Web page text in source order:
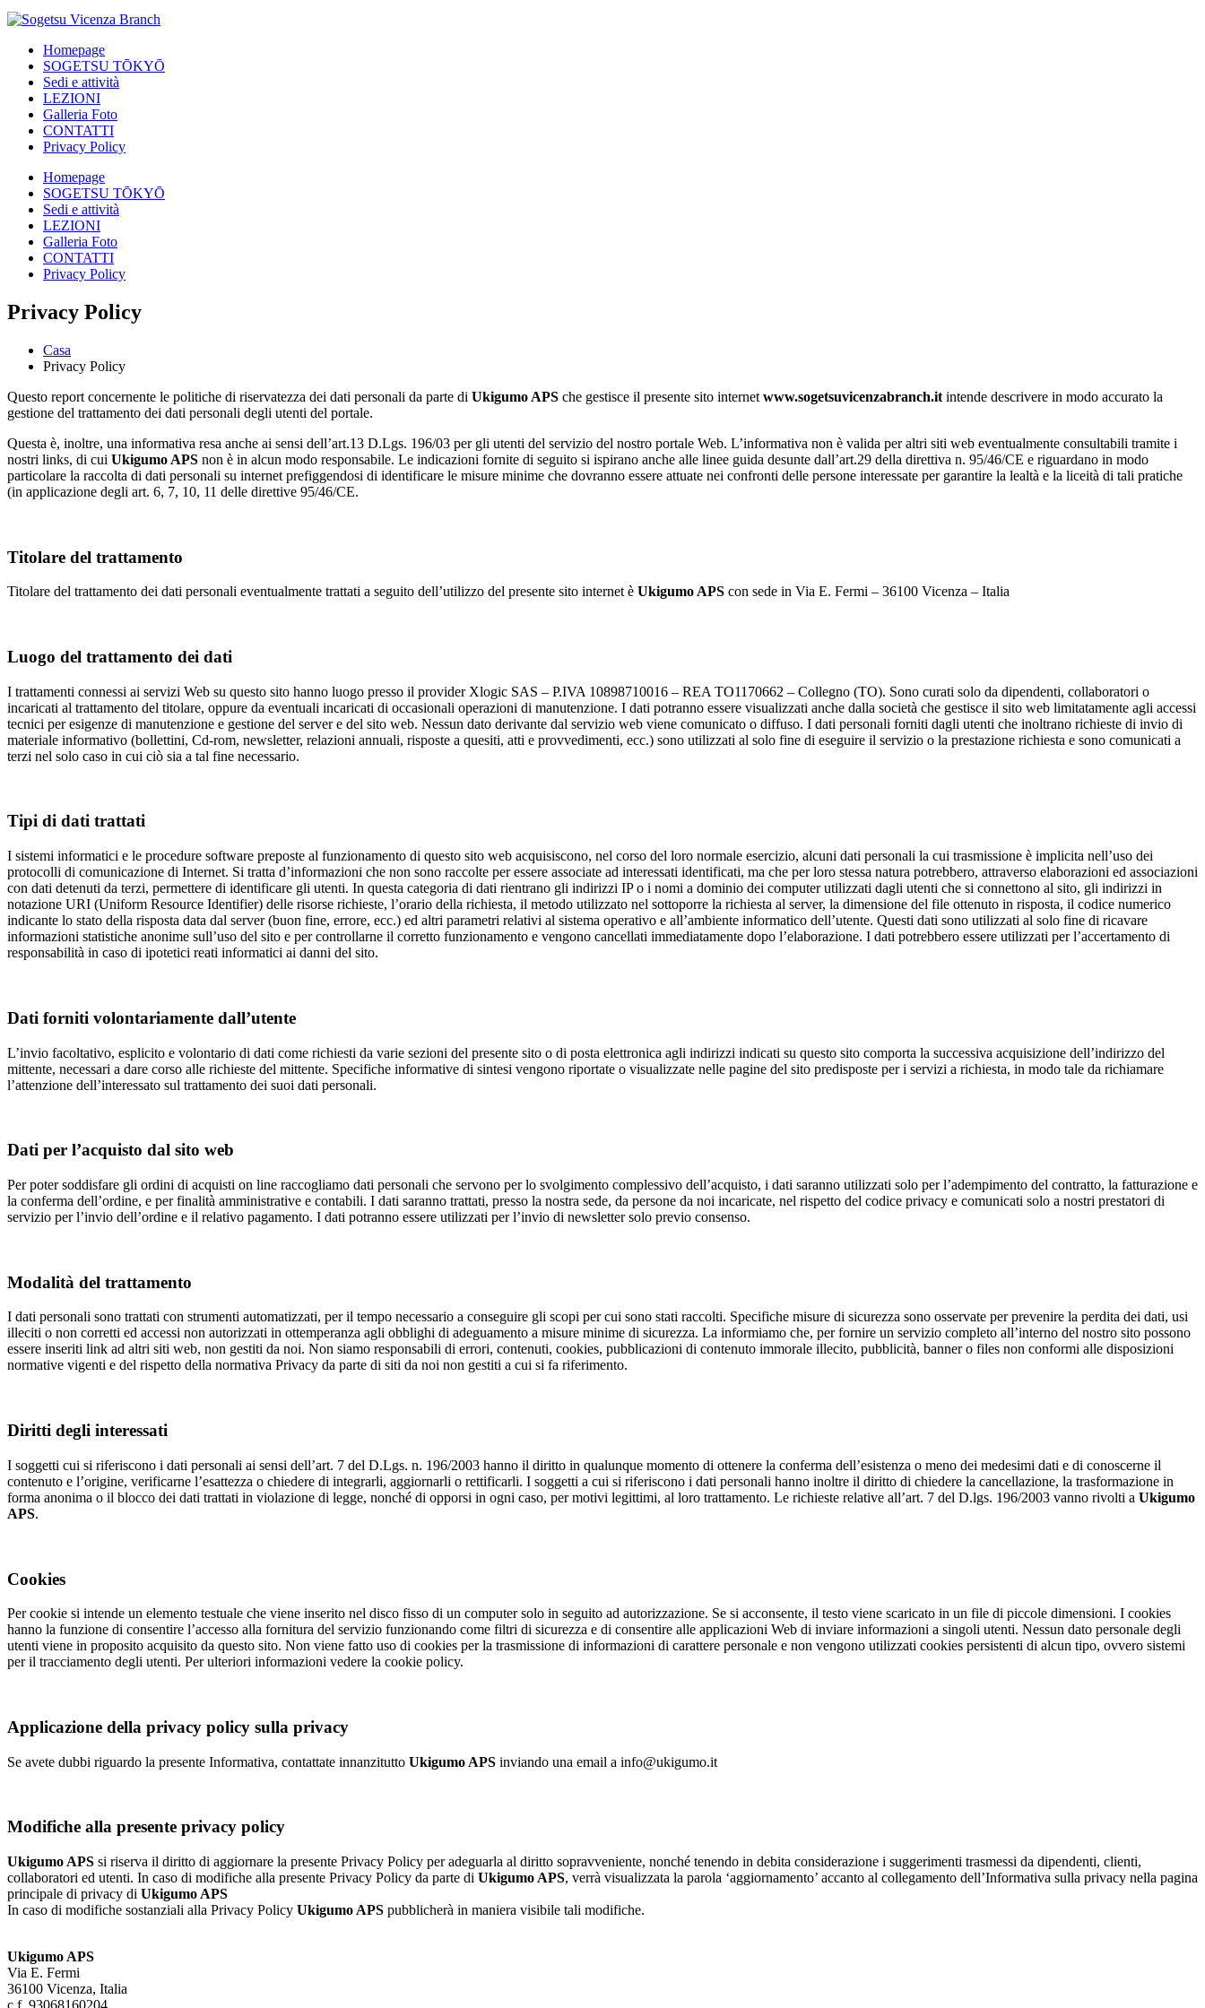
Homepage
SOGETSU TŌKYŌ
Sedi e attività
LEZIONI
Galleria Foto
CONTATTI
Privacy Policy
Homepage
SOGETSU TŌKYŌ
Sedi e attività
LEZIONI
Galleria Foto
CONTATTI
Privacy Policy
Privacy Policy
Casa
Privacy Policy
Questo report concernente le politiche di riservatezza dei dati personali da parte di Ukigumo APS che gestisce il presente sito internet www.sogetsuvicenzabranch.it intende descrivere in modo accurato la
gestione del trattamento dei dati personali degli utenti del portale.
Questa è, inoltre, una informativa resa anche ai sensi dell’art.13 D.Lgs. 196/03 per gli utenti del servizio del nostro portale Web. L’informativa non è valida per altri siti web eventualmente consultabili tramite i
nostri links, di cui Ukigumo APS non è in alcun modo responsabile. Le indicazioni fornite di seguito si ispirano anche alle linee guida desunte dall’art.29 della direttiva n. 95/46/CE e riguardano in modo
particolare la raccolta di dati personali su internet prefiggendosi di identificare le misure minime che dovranno essere attuate nei confronti delle persone interessate per garantire la lealtà e la liceità di tali pratiche
(in applicazione degli art. 6, 7, 10, 11 delle direttive 95/46/CE.
Titolare del trattamento
Titolare del trattamento dei dati personali eventualmente trattati a seguito dell’utilizzo del presente sito internet è Ukigumo APS con sede in Via E. Fermi – 36100 Vicenza – Italia
Luogo del trattamento dei dati
I trattamenti connessi ai servizi Web su questo sito hanno luogo presso il provider Xlogic SAS – P.IVA 10898710016 – REA TO1170662 – Collegno (TO). Sono curati solo da dipendenti, collaboratori o
incaricati al trattamento del titolare, oppure da eventuali incaricati di occasionali operazioni di manutenzione. I dati potranno essere visualizzati anche dalla società che gestisce il sito web limitatamente agli accessi
tecnici per esigenze di manutenzione e gestione del server e del sito web. Nessun dato derivante dal servizio web viene comunicato o diffuso. I dati personali forniti dagli utenti che inoltrano richieste di invio di
materiale informativo (bollettini, Cd-rom, newsletter, relazioni annuali, risposte a quesiti, atti e provvedimenti, ecc.) sono utilizzati al solo fine di eseguire il servizio o la prestazione richiesta e sono comunicati a
terzi nel solo caso in cui ciò sia a tal fine necessario.
Tipi di dati trattati
I sistemi informatici e le procedure software preposte al funzionamento di questo sito web acquisiscono, nel corso del loro normale esercizio, alcuni dati personali la cui trasmissione è implicita nell’uso dei
protocolli di comunicazione di Internet. Si tratta d’informazioni che non sono raccolte per essere associate ad interessati identificati, ma che per loro stessa natura potrebbero, attraverso elaborazioni ed associazioni
con dati detenuti da terzi, permettere di identificare gli utenti. In questa categoria di dati rientrano gli indirizzi IP o i nomi a dominio dei computer utilizzati dagli utenti che si connettono al sito, gli indirizzi in
notazione URI (Uniform Resource Identifier) delle risorse richieste, l’orario della richiesta, il metodo utilizzato nel sottoporre la richiesta al server, la dimensione del file ottenuto in risposta, il codice numerico
indicante lo stato della risposta data dal server (buon fine, errore, ecc.) ed altri parametri relativi al sistema operativo e all’ambiente informatico dell’utente. Questi dati sono utilizzati al solo fine di ricavare
informazioni statistiche anonime sull’uso del sito e per controllarne il corretto funzionamento e vengono cancellati immediatamente dopo l’elaborazione. I dati potrebbero essere utilizzati per l’accertamento di
responsabilità in caso di ipotetici reati informatici ai danni del sito.
Dati forniti volontariamente dall’utente
L’invio facoltativo, esplicito e volontario di dati come richiesti da varie sezioni del presente sito o di posta elettronica agli indirizzi indicati su questo sito comporta la successiva acquisizione dell’indirizzo del
mittente, necessari a dare corso alle richieste del mittente. Specifiche informative di sintesi vengono riportate o visualizzate nelle pagine del sito predisposte per i servizi a richiesta, in modo tale da richiamare
l’attenzione dell’interessato sul trattamento dei suoi dati personali.
Dati per l’acquisto dal sito web
Per poter soddisfare gli ordini di acquisti on line raccogliamo dati personali che servono per lo svolgimento complessivo dell’acquisto, i dati saranno utilizzati solo per l’adempimento del contratto, la fatturazione e
la conferma dell’ordine, e per finalità amministrative e contabili. I dati saranno trattati, presso la nostra sede, da persone da noi incaricate, nel rispetto del codice privacy e comunicati solo a nostri prestatori di
servizio per l’invio dell’ordine e il relativo pagamento. I dati potranno essere utilizzati per l’invio di newsletter solo previo consenso.
Modalità del trattamento
I dati personali sono trattati con strumenti automatizzati, per il tempo necessario a conseguire gli scopi per cui sono stati raccolti. Specifiche misure di sicurezza sono osservate per prevenire la perdita dei dati, usi
illeciti o non corretti ed accessi non autorizzati in ottemperanza agli obblighi di adeguamento a misure minime di sicurezza. La informiamo che, per fornire un servizio completo all’interno del nostro sito possono
essere inseriti link ad altri siti web, non gestiti da noi. Non siamo responsabili di errori, contenuti, cookies, pubblicazioni di contenuto immorale illecito, pubblicità, banner o files non conformi alle disposizioni
normative vigenti e del rispetto della normativa Privacy da parte di siti da noi non gestiti a cui si fa riferimento.
Diritti degli interessati
I soggetti cui si riferiscono i dati personali ai sensi dell’art. 7 del D.Lgs. n. 196/2003 hanno il diritto in qualunque momento di ottenere la conferma dell’esistenza o meno dei medesimi dati e di conoscerne il
contenuto e l’origine, verificarne l’esattezza o chiedere di integrarli, aggiornarli o rettificarli. I soggetti a cui si riferiscono i dati personali hanno inoltre il diritto di chiedere la cancellazione, la trasformazione in
forma anonima o il blocco dei dati trattati in violazione di legge, nonché di opporsi in ogni caso, per motivi legittimi, al loro trattamento. Le richieste relative all’art. 7 del D.lgs. 196/2003 vanno rivolti a Ukigumo
APS.
Cookies
Per cookie si intende un elemento testuale che viene inserito nel disco fisso di un computer solo in seguito ad autorizzazione. Se si acconsente, il testo viene scaricato in un file di piccole dimensioni. I cookies
hanno la funzione di consentire l’accesso alla fornitura del servizio funzionando come filtri di sicurezza e di consentire alle applicazioni Web di inviare informazioni a singoli utenti. Nessun dato personale degli
utenti viene in proposito acquisito da questo sito. Non viene fatto uso di cookies per la trasmissione di informazioni di carattere personale e non vengono utilizzati cookies persistenti di alcun tipo, ovvero sistemi
per il tracciamento degli utenti. Per ulteriori informazioni vedere la cookie policy.
Applicazione della privacy policy sulla privacy
Se avete dubbi riguardo la presente Informativa, contattate innanzitutto Ukigumo APS inviando una email a info@ukigumo.it
Modifiche alla presente privacy policy
Ukigumo APS si riserva il diritto di aggiornare la presente Privacy Policy per adeguarla al diritto sopravveniente, nonché tenendo in debita considerazione i suggerimenti trasmessi da dipendenti, clienti,
collaboratori ed utenti. In caso di modifiche alla presente Privacy Policy da parte di Ukigumo APS, verrà visualizzata la parola ‘aggiornamento’ accanto al collegamento dell’Informativa sulla privacy nella pagina
principale di privacy di Ukigumo APS
In caso di modifiche sostanziali alla Privacy Policy Ukigumo APS pubblicherà in maniera visibile tali modifiche.
Ukigumo APS
Via E. Fermi
36100 Vicenza, Italia